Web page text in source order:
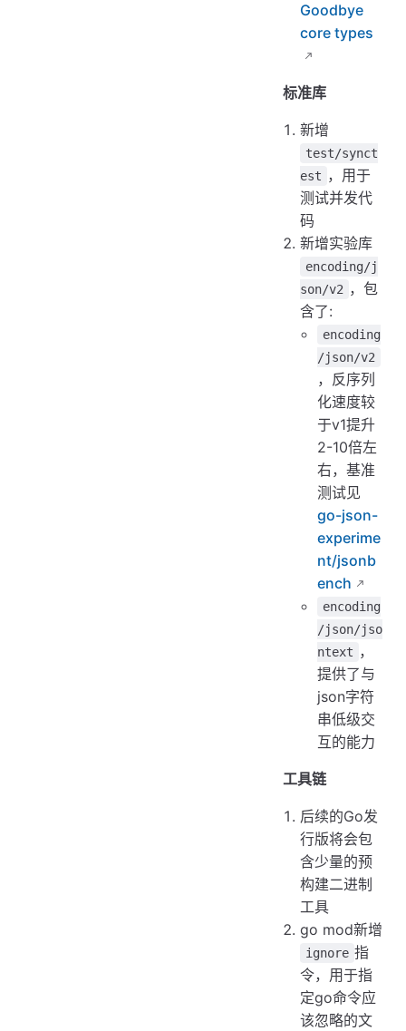
Goodbye
core types
标准库
新增
test/synct
est ，用于
测试并发代
码
新增实验库
encoding/j
son/v2 ，包
含了:
encoding
/json/v2
，反序列
化速度较
于v1提升
2-10倍左
右，基准
测试见
go-json-
experime
nt/jsonb
ench
encoding
/json/jso
ntext ，
提供了与
json字符
串低级交
互的能力
工具链
后续的Go发
行版将会包
含少量的预
构建二进制
工具
go mod新增
ignore 指
令，用于指
定go命令应
该忽略的文